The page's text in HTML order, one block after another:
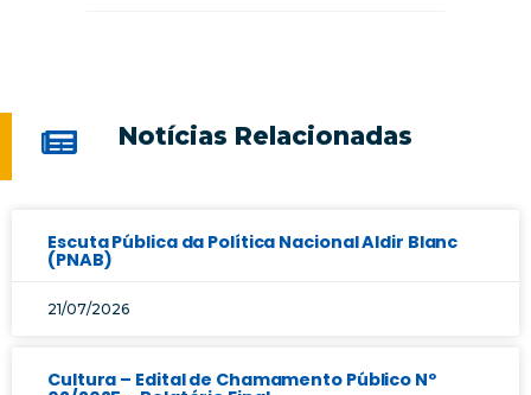
Notícias Relacionadas
Escuta Pública da Política Nacional Aldir Blanc
(PNAB)
21/07/2026
Cultura – Edital de Chamamento Público Nº